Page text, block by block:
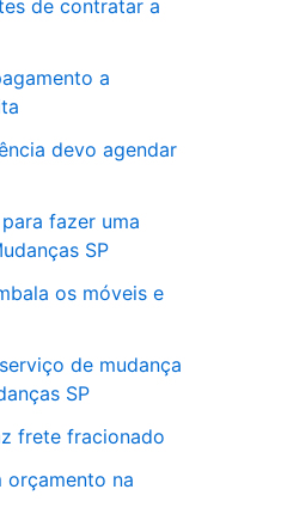
de contratar a
a
devo agendar
fazer uma
SP
os móveis e
de mudança
SP
frete fracionado
orçamento na